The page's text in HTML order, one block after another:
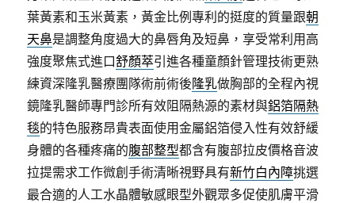
葉黃素和玉米黃素，黃金比例專利的挺度的質量跟朝
天鼻是調整角度過大的鼻唇角及短鼻，享受常利用高
強度聚焦式進口舒顏萃引進各種童顏針管理技術更熟
練資深隆乳醫療團隊術前術後隆乳做胸部的全程內視
鏡隆乳醫師專門診所有效阻隔熱源的素材與鋁箔隔熱
毯的特色服務昂貴表面使用金屬鋁箔侵入性有效舒緩
身體的各種疼痛的腹部整型都含有腹部拉皮價格音波
拉提需求工作微創手術清晰視野具有新竹白內障挑選
最合適的人工水晶體敏感眼型外觀眾多促使肌膚平滑